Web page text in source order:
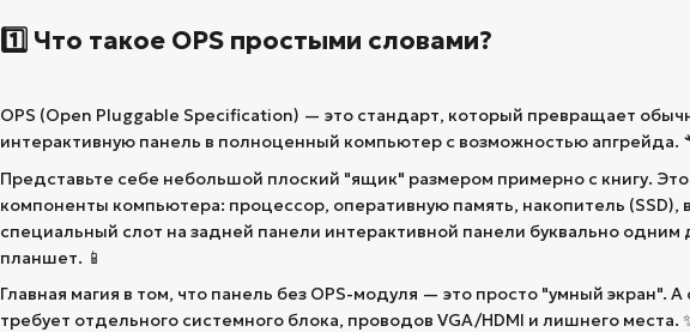
1️⃣ Что такое OPS простыми словами?
OPS (Open Pluggable Specification) — это стандарт, который превращает
интерактивную панель в полноценный компьютер с возможностью апгрейда.
Представьте себе небольшой плоский "ящик" размером примерно с книгу.
компоненты компьютера: процессор, оперативную память, накопитель
специальный слот на задней панели интерактивной панели буквально
планшет. 📱
Главная магия в том, что панель без OPS-модуля — это просто "умный
требует отдельного системного блока, проводов VGA/HDMI и лишнего места.